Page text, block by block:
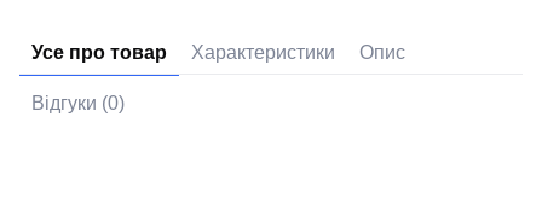
Усе про товар Характеристики Опис
Відгуки (0)